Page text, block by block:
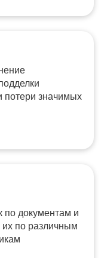
потери значимых
по документам и
их по различным